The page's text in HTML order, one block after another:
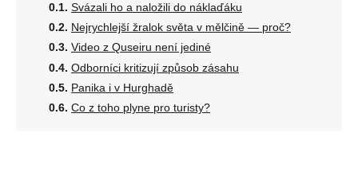
Svázali ho a naložili do náklaďáku
Nejrychlejší žralok světa v mělčině — proč?
Video z Quseiru není jediné
Odborníci kritizují způsob zásahu
Panika i v Hurghadě
Co z toho plyne pro turisty?